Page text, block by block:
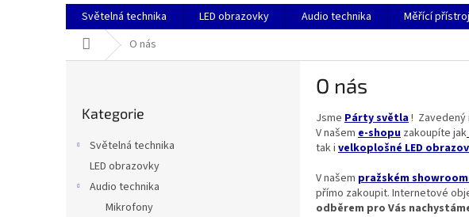
Světelná technika LED obrazovky Audio technika Měřící
Domů O nás
kategorie
Kategorie
Světelná technika
LED obrazovky
Audio technika
Mikrofony
O nás
Jsme Párty světla! Zavedený
V našem e-shopu zakoupíte jak
tak i velkoplošné LED
V našem pražském
přímo zakoupit. Internetové
odběrem pro Vás